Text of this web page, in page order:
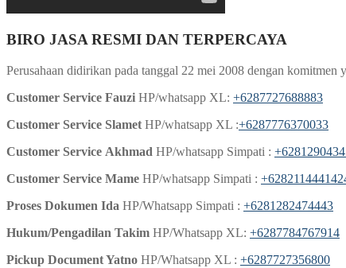
BIRO JASA RESMI DAN TERPERCAYA
Perusahaan didirikan pada tanggal 22 mei 2008 dengan
Customer Service Fauzi HP/whatsapp XL: +6287727688883
Customer Service Slamet HP/whatsapp XL :+6287776370033
Customer Service Akhmad HP/whatsapp Simpati :
Customer Service Mame HP/whatsapp Simpati :
Proses Dokumen Ida HP/Whatsapp Simpati : +6281282474443
Hukum/Pengadilan Takim HP/Whatsapp XL: +6287784767914
Pickup Document Yatno HP/Whatsapp XL : +6287727356800